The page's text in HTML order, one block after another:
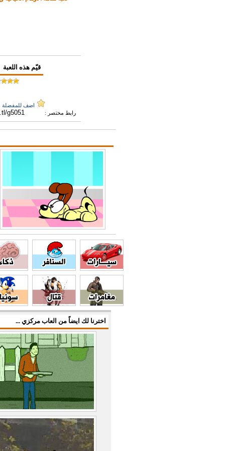
قيّم هذه اللعبة
اضف للمفضلة
رابط مختصر :
اخترنا لك ايضاً من العاب مركزي ...